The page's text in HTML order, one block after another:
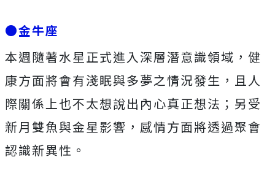
●金牛座
本週隨著水星正式進入深層潛意識領域，健
康方面將會有淺眠與多夢之情況發生，且人
際關係上也不太想說出內心真正想法；另受
新月雙魚與金星影響，感情方面將透過聚會
認識新異性。